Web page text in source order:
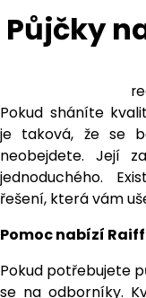
Půjčky
Pokud sháníte
je taková, že se
neobejdete. Její
jednoduchého.
řešení, která vám
Pomoc nabízí
Pokud potřebujete
se na odborníky.